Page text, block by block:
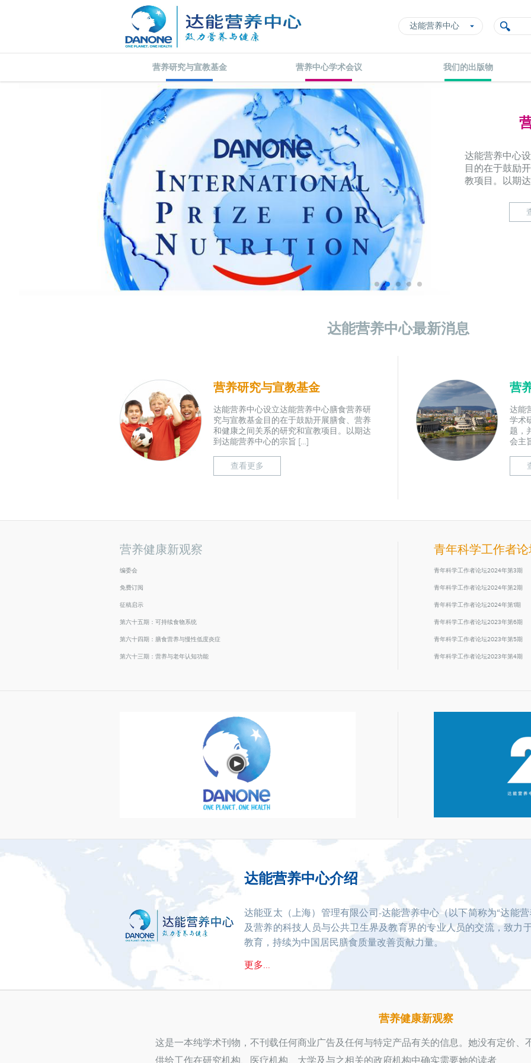
达能营养中心
营养研究与宣教基金 营养中心学术会议 我们的出版物
营养研究与宣教基金
达能营养中心设立达能营养中心膳食营养研究与宣教基金
目的在于鼓励开展膳食、营养和健康之间关系的研究和宣
教项目。以期达到达能营养中心的宗旨
查看更多
达能营养中心最新消息
营养研究与宣教基金
达能营养中心设立达能营养中心膳食营养研
究与宣教基金目的在于鼓励开展膳食、营养
和健康之间关系的研究和宣教项目。以期达
到达能营养中心的宗旨 […]
查看更多
营
达能
学术
题，
会主
营养健康新观察
编委会
免费订阅
征稿启示
第六十五期：可持续食物系统
第六十四期：膳食营养与慢性低度炎症
第六十三期：营养与老年认知功能
青年科学工作者
青年科学工作者论坛2024年第3期
青年科学工作者论坛2024年第2期
青年科学工作者论坛2024年第1期
青年科学工作者论坛2023年第6期
青年科学工作者论坛2023年第5期
青年科学工作者论坛2023年第4期
达能营养中心介绍
达能亚太（上海）管理有限公司-达能营养中心（以下简称为“达能
及营养的科技人员与公共卫生界及教育界的专业人员的交流，致力
教育，持续为中国居民膳食质量改善贡献力量。
更多...
营养健康新观察
这是一本纯学术刊物，不刊载任何商业广告及任何与特定产品有关的信息。她没有定价、